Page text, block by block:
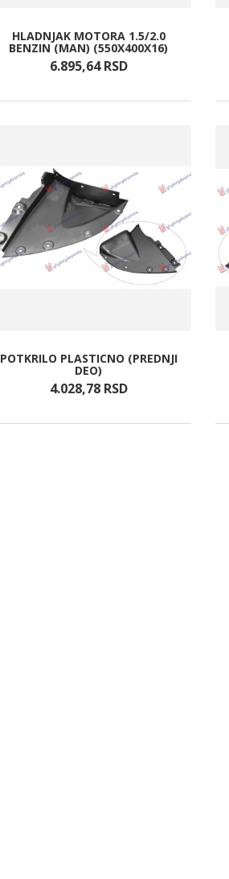
HLADNJAK MOTORA 1.5/2.0
BENZIN (MAN) (550X400X16)
6.895,64 RSD
POTKRILO PLASTICNO (PREDNJI
DEO)
4.028,78 RSD